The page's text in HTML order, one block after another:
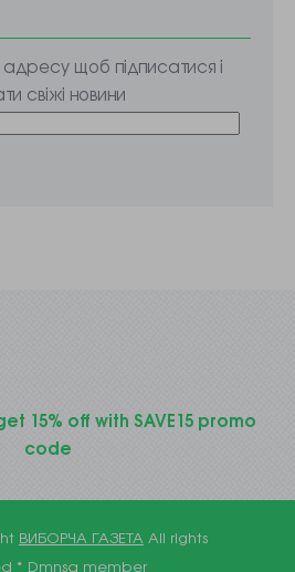
щоб підписатися і
свіжі новини
ВИБОРЧА ГАЗЕТА All rights
* Dmnsa member